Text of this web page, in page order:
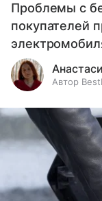
Проблемы с
покупателей
Автор